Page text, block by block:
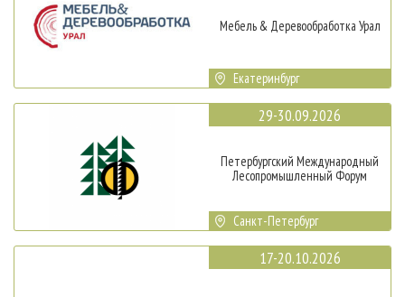
Мебель & Деревообработка Урал
Екатеринбург
29-30.09.2026
Петербургский Международный
Лесопромышленный Форум
Санкт-Петербург
17-20.10.2026